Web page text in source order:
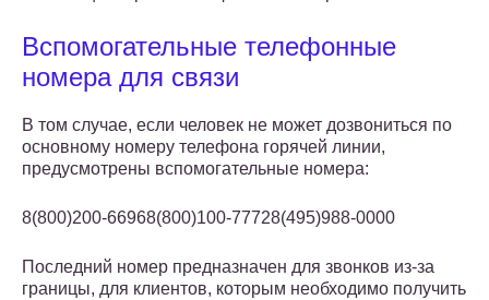
Вспомогательные телефонные
номера для связи
В том случае, если человек не может дозвониться по
основному номеру телефона горячей линии,
предусмотрены вспомогательные номера:
8(800)200-66968(800)100-77728(495)988-0000
Последний номер предназначен для звонков из-за
границы, для клиентов, которым необходимо получить